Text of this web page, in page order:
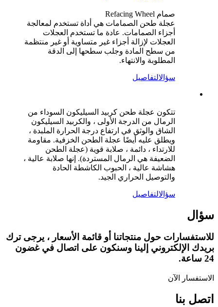
صمام Refacing Wheel
عجلة طحن الصمامات هي أداة تستخدم لمعالجة
أجزاء الصمامات. عادة ما تستخدم العجلات
العجلات لإزالة أجزاء غير متساوية أو غير منتظمة
من سطح المادة وجلب سطحها إلى الدقة
المطلوبة والانتهاء.
سؤالالتفاصيل
تتكون عجلة طحن كربيد السيليكون السوداء من
الرمال من الدرجة الأولى ، والكربيد السيليكون
الشاق والوثق في ارتفاع درجة الحرارة الملبدة ،
ويطلق عليه أيضًا عجلة الطحن الخزفية. مقاومة
للارتداء ، دائمة ، صلابة قوية (عجلة الطحن
الضعيفة هي الرمال المستردة). إنها صلابة عالية ،
هشاشة عالية ، الحبوب الكاشطة الحادة
والتوصيل الحراري الجيد.
سؤالالتفاصيل
سؤال
للاستفسارات حول منتجاتنا أو قائمة الأسعار ، يرجى ترك
بريدك الإلكتروني إلينا وسنكون على اتصال في غضون
24 ساعة.
الاستفسار الآن
اتصل بنا